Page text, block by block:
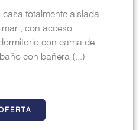
totalmente aislada
, con acceso
con cama de
con bañera (...)